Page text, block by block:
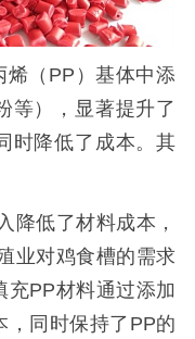
烯（PP）基体中添
等），显著提升了
时降低了成本。其
降低了材料成本，
业对鸡食槽的需求
充PP材料通过添加
，同时保持了PP的